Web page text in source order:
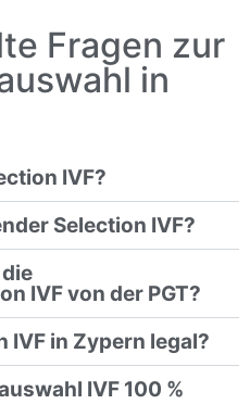
Fragen zur
in
IVF?
Selection IVF?
IVF von der PGT?
IVF in Zypern legal?
IVF 100 %